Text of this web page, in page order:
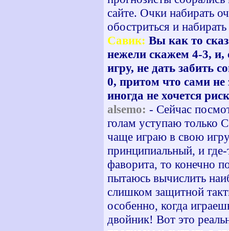
сайте. Очки набирать
обостриться и
Савик: Вы как то
нежели скажем 4-3, и,
игру, не дать забить
0, притом что сами не
иногда не хочется
alsemo: - Сейчас
голам уступаю только
чаще играю в свою
принципиальный, и
фаворита, то конечно
пытаюсь вычислить
слишком защитной
особенно, когда
двойник! Вот это